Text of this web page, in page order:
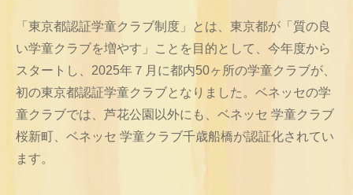
「東京都認証学童クラブ制度」とは、東京都が「質の良
い学童クラブを増やす」ことを目的として、今年度から
スタートし、2025年７月に都内50ヶ所の学童クラブが、
初の東京都認証学童クラブとなりました。ベネッセの学
童クラブでは、芦花公園以外にも、ベネッセ 学童クラブ
桜新町、ベネッセ 学童クラブ千歳船橋が認証化されてい
ます。